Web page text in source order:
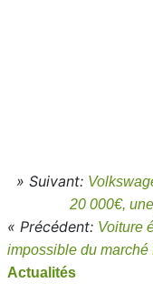
» Suivant:
20 000€,
« Précédent: Voiture
impossible du marché
Actualités